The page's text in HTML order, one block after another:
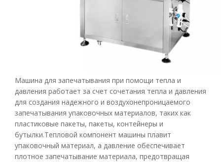
Машина для запечатывания при помощи тепла и
давления работает за счет сочетания тепла и давления
для создания надежного и воздухонепроницаемого
запечатывания упаковочных материалов, таких как
пластиковые пакеты, пакеты, контейнеры и
бутылки.Тепловой компонент машины плавит
упаковочный материал, а давление обеспечивает
плотное запечатывание материала, предотвращая